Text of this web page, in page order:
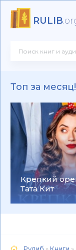
RULIB
Топ за
Крепкий
Тата Кит